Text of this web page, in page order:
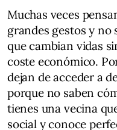
Muchas veces
grandes gestos y no
que cambian vidas
coste económico.
dejan de acceder a
porque no saben
tienes una vecina
social y conoce